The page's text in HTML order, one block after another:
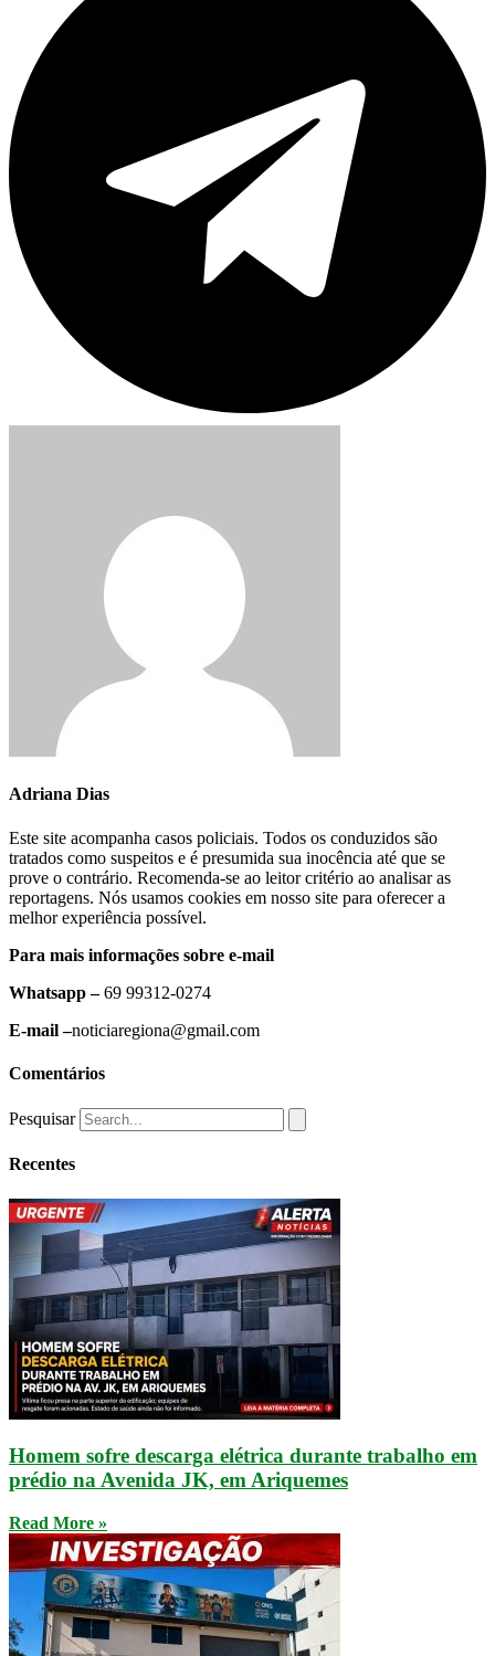
Adriana Dias
Este site acompanha casos policiais. Todos os conduzidos são
tratados como suspeitos e é presumida sua inocência até que se
prove o contrário. Recomenda-se ao leitor critério ao analisar as
reportagens. Nós usamos cookies em nosso site para oferecer a
melhor experiência possível.
Para mais informações sobre e-mail
Whatsapp –69 99312-0274
E-mail –noticiaregiona@gmail.com
Comentários
Pesquisar
Recentes
Homem sofre descarga elétrica durante trabalho em
prédio na Avenida JK, em Ariquemes
Read More »